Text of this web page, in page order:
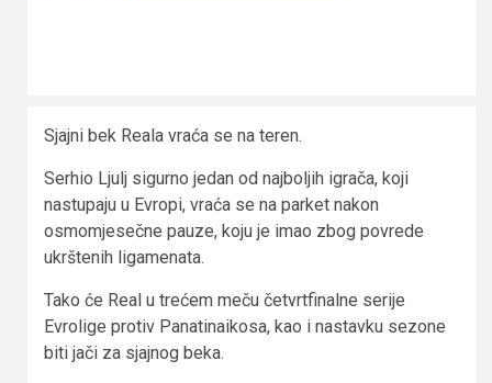
Sjajni bek Reala vraća se na teren.
Serhio Ljulj sigurno jedan od najboljih igrača, koji
nastupaju u Evropi, vraća se na parket nakon
osmomjesečne pauze, koju je imao zbog povrede
ukrštenih ligamenata.
Tako će Real u trećem meču četvrtfinalne serije
Evrolige protiv Panatinaikosa, kao i nastavku sezone
biti jači za sjajnog beka.